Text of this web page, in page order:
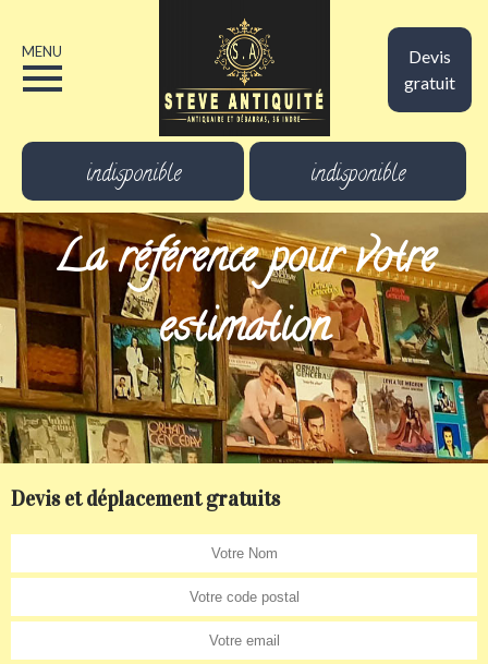
Devis
gratuit
MENU
indisponible indisponible
La référence pour votre
estimation
Devis et déplacement gratuits